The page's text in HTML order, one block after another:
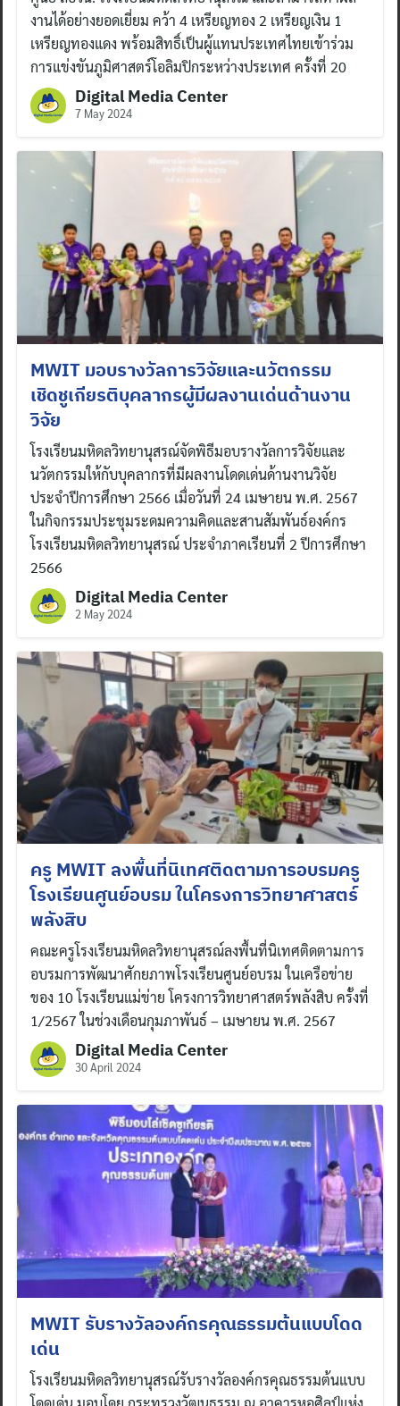
งานได้อย่างยอดเยี่ยม คว้า 4 เหรียญทอง 2 เหรียญเงิน 1
เหรียญทองแดง พร้อมสิทธิ์เป็นผู้แทนประเทศไทยเข้าร่วม
การแข่งขันภูมิศาสตร์โอลิมปิกระหว่างประเทศ ครั้งที่ 20
Digital Media Center
7 May 2024
MWIT มอบรางวัลการวิจัยและนวัตกรรม
เชิดชูเกียรติบุคลากรผู้มีผลงานเด่นด้านงาน
วิจัย
โรงเรียนมหิดลวิทยานุสรณ์จัดพิธีมอบรางวัลการวิจัยและ
นวัตกรรมให้กับบุคลากรที่มีผลงานโดดเด่นด้านงานวิจัย
ประจำปีการศึกษา 2566 เมื่อวันที่ 24 เมษายน พ.ศ. 2567
ในกิจกรรมประชุมระดมความคิดและสานสัมพันธ์องค์กร
โรงเรียนมหิดลวิทยานุสรณ์ ประจำภาคเรียนที่ 2 ปีการศึกษา
2566
Digital Media Center
2 May 2024
ครู MWIT ลงพื้นที่นิเทศติดตามการอบรมครู
โรงเรียนศูนย์อบรม ในโครงการวิทยาศาสตร์
พลังสิบ
คณะครูโรงเรียนมหิดลวิทยานุสรณ์ลงพื้นที่นิเทศติดตามการ
อบรมการพัฒนาศักยภาพโรงเรียนศูนย์อบรม ในเครือข่าย
ของ 10 โรงเรียนแม่ข่าย โครงการวิทยาศาสตร์พลังสิบ ครั้งที่
1/2567 ในช่วงเดือนกุมภาพันธ์ – เมษายน พ.ศ. 2567
Digital Media Center
30 April 2024
MWIT รับรางวัลองค์กรคุณธรรมต้นแบบโดด
เด่น
โรงเรียนมหิดลวิทยานุสรณ์รับรางวัลองค์กรคุณธรรมต้นแบบ